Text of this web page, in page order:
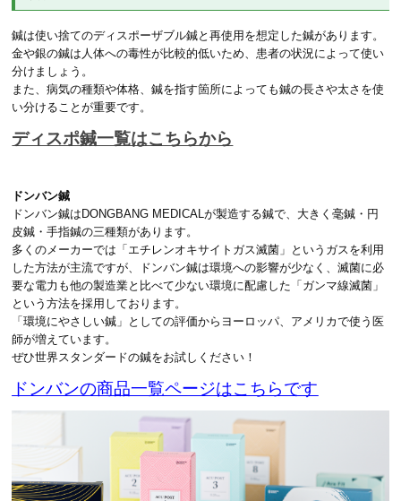
鍼は使い捨てのディスポーザブル鍼と再使用を想定した鍼があります。
金や銀の鍼は人体への毒性が比較的低いため、患者の状況によって使い
分けましょう。
また、病気の種類や体格、鍼を指す箇所によっても鍼の長さや太さを使
い分けることが重要です。
ディスポ鍼一覧はこちらから
ドンバン鍼
ドンバン鍼はDONGBANG MEDICALが製造する鍼で、大きく毫鍼・円
皮鍼・手指鍼の三種類があります。
多くのメーカーでは「エチレンオキサイトガス滅菌」というガスを利用
した方法が主流ですが、ドンバン鍼は環境への影響が少なく、滅菌に必
要な電力も他の製造業と比べて少ない環境に配慮した「ガンマ線滅菌」
という方法を採用しております。
「環境にやさしい鍼」としての評価からヨーロッパ、アメリカで使う医
師が増えています。
ぜひ世界スタンダードの鍼をお試しください！
ドンバンの商品一覧ページはこちらです